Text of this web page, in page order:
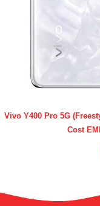
Vivo Y400 Pro 5G
Cost